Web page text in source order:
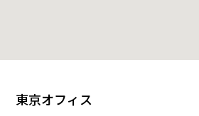
東京オフィス